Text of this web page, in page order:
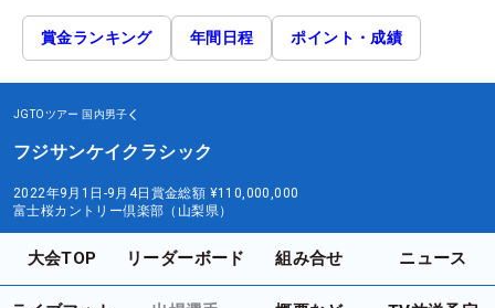
賞金ランキング 年間日程 ポイント・成績
JGTOツアー 国内男子
フジサンケイクラシック
2022年9月1日-9月4日 賞金総額 ¥110,000,000
富士桜カントリー倶楽部（山梨県）
大会TOP リーダーボード 組み合せ ニュース